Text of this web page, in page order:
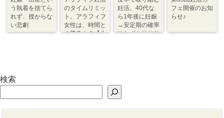
う執着を捨てら
れず、授からな
い悲劇
のタイムリミッ
ト。アラフィフ
女性は、時間と
の勝負！？【心
妊活。40代な
ら1年後に妊娠
→安定期の確率
はわずか〇〇％
フェ開催のお知
らせ♪
検索